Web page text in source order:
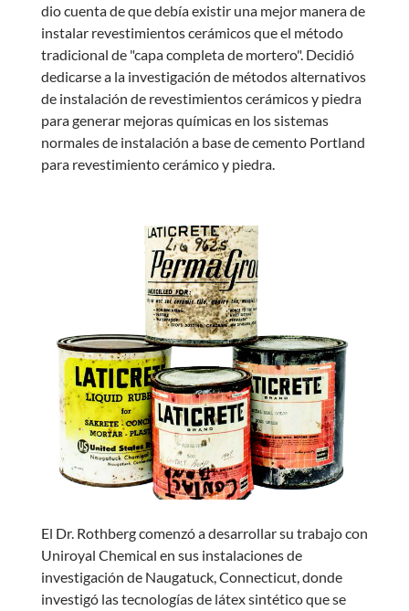
dio cuenta de que debía existir una mejor manera de
instalar revestimientos cerámicos que el método
tradicional de "capa completa de mortero". Decidió
dedicarse a la investigación de métodos alternativos
de instalación de revestimientos cerámicos y piedra
para generar mejoras químicas en los sistemas
normales de instalación a base de cemento Portland
para revestimiento cerámico y piedra.
El Dr. Rothberg comenzó a desarrollar su trabajo con
Uniroyal Chemical en sus instalaciones de
investigación de Naugatuck, Connecticut, donde
investigó las tecnologías de látex sintético que se